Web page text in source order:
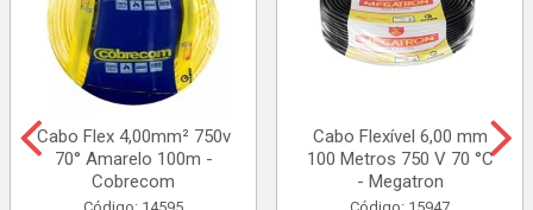
Cabo Flex 4,00mm² 750v
70° Amarelo 100m -
Cobrecom
Cabo Flexível 6,00 mm
100 Metros 750 V 70 °C
- Megatron